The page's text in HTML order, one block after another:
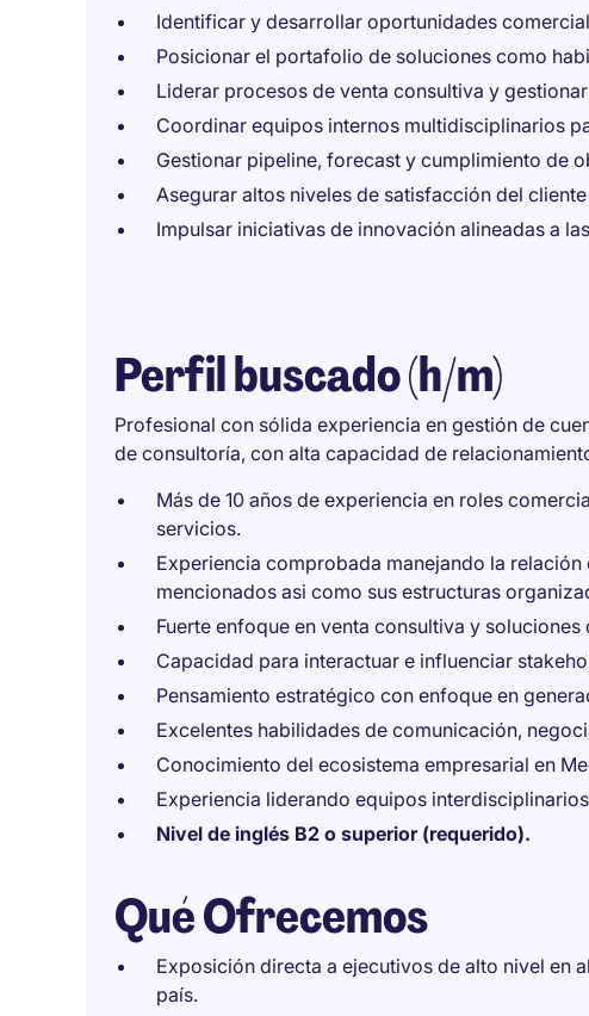
Identificar y desarrollar oportunidades
Posicionar el portafolio de soluciones como
Liderar procesos de venta consultiva y
Coordinar equipos internos multidisciplinarios
Gestionar pipeline, forecast y cumplimiento de
Asegurar altos niveles de satisfacción del
Impulsar iniciativas de innovación alineadas a
Perfil buscado (h/m)
Profesional con sólida experiencia en gestión de
de consultoría, con alta capacidad de
Más de 10 años de experiencia en roles
servicios.
Experiencia comprobada manejando la
mencionados asi como sus estructuras
Fuerte enfoque en venta consultiva y soluciones
Capacidad para interactuar e influenciar
Pensamiento estratégico con enfoque en
Excelentes habilidades de comunicación,
Conocimiento del ecosistema empresarial en
Experiencia liderando equipos
Nivel de inglés B2 o superior (requerido).
Qué Ofrecemos
Exposición directa a ejecutivos de alto nivel en
país.